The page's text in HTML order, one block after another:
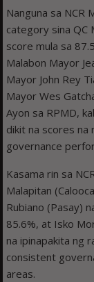
Nanguna sa NCR
category sina QC
score mula sa
Malabon Mayor
Mayor John Rey
Mayor Wes
Ayon sa RPMD,
dikit na scores na
governance
Kasama rin sa
Malapitan
Rubiano (Pasay)
85.6%, at Isko
na ipinapakita ng
consistent
areas.